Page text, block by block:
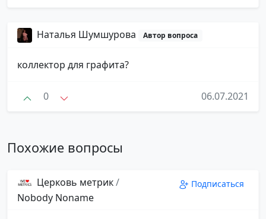
Наталья Шумшурова Автор вопроса
коллектор для графита?
0 06.07.2021
Похожие вопросы
Церковь метрик/
Nobody Noname
Подписаться